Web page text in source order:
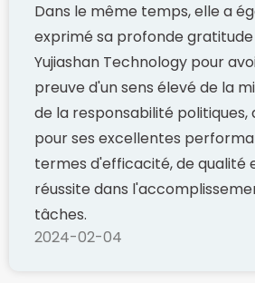
Dans le même temps, elle a
exprimé sa profonde
Yujiashan Technology pour
preuve d'un sens élevé de la
de la responsabilité politiques,
pour ses excellentes
termes d'efficacité, de qualité
réussite dans
tâches.
2024-02-04